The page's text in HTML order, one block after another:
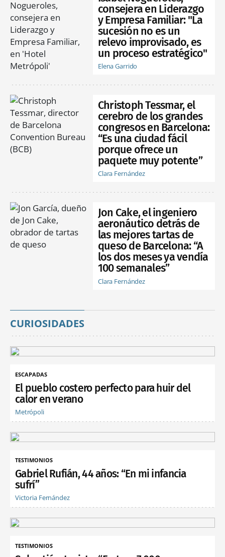
consejera en Liderazgo
y Empresa Familiar: "La
sucesión no es un
relevo improvisado, es
un proceso estratégico"
Elena Garrido
Christoph Tessmar, el
cerebro de los grandes
congresos en Barcelona:
“Es una ciudad fácil
porque ofrece un
paquete muy potente”
Clara Fernández
Jon Cake, el ingeniero
aeronáutico detrás de
las mejores tartas de
queso de Barcelona: “A
los dos meses ya vendía
100 semanales”
Clara Fernández
CURIOSIDADES
ESCAPADAS
El pueblo costero perfecto para huir del
calor en verano
Metrópoli
TESTIMONIOS
Gabriel Rufián, 44 años: “En mi infancia
sufrí”
Victoria Fernández
TESTIMONIOS